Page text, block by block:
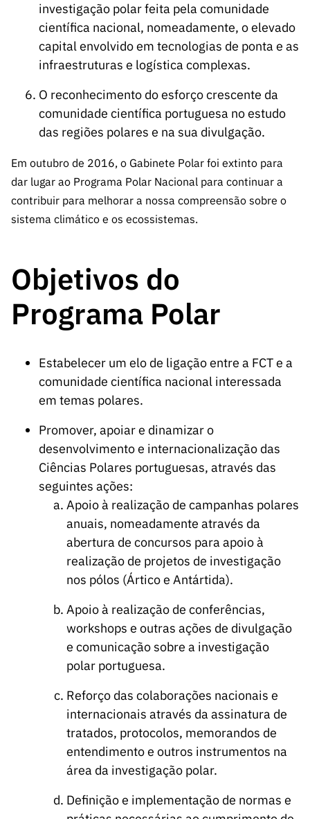
investigação polar feita pela comunidade
científica nacional, nomeadamente, o elevado
capital envolvido em tecnologias de ponta e as
infraestruturas e logística complexas.
O reconhecimento do esforço crescente da
comunidade científica portuguesa no estudo
das regiões polares e na sua divulgação.
Em outubro de 2016, o Gabinete Polar foi extinto para
dar lugar ao Programa Polar Nacional para continuar a
contribuir para melhorar a nossa compreensão sobre o
sistema climático e os ecossistemas.
Objetivos do
Programa Polar
Estabelecer um elo de ligação entre a FCT e a
comunidade científica nacional interessada
em temas polares.
Promover, apoiar e dinamizar o
desenvolvimento e internacionalização das
Ciências Polares portuguesas, através das
seguintes ações:
Apoio à realização de campanhas polares
anuais, nomeadamente através da
abertura de concursos para apoio à
realização de projetos de investigação
nos pólos (Ártico e Antártida).
Apoio à realização de conferências,
workshops e outras ações de divulgação
e comunicação sobre a investigação
polar portuguesa.
Reforço das colaborações nacionais e
internacionais através da assinatura de
tratados, protocolos, memorandos de
entendimento e outros instrumentos na
área da investigação polar.
Definição e implementação de normas e